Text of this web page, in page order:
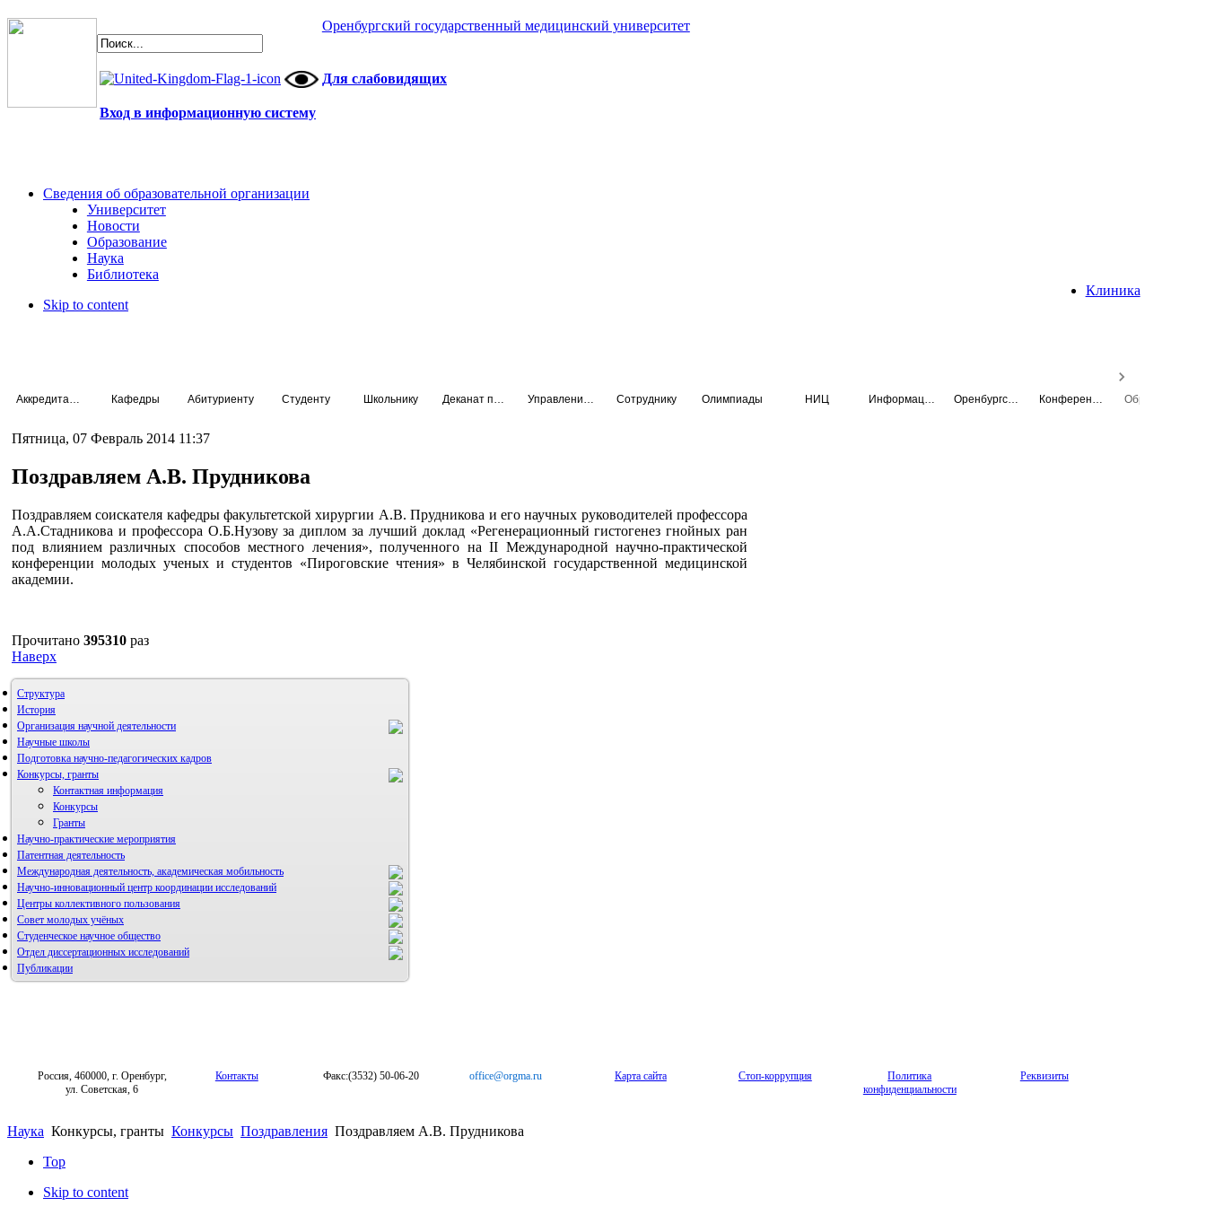
Оренбургский государственный медицинский университет
Для слабовидящих
Вход в информационную систему
Сведения об образовательной организации
Университет
Новости
Образование
Наука
Библиотека
Клиника
Skip to content
Кафедры Абитуриенту Студенту Школьнику Сотруднику Олимпиады НИЦ
Пятница, 07 Февраль 2014 11:37
Поздравляем А.В. Прудникова
Поздравляем соискателя кафедры факультетской хирургии А.В. Прудникова и его научных руководителей профессора
А.А.Стадникова и профессора О.Б.Нузову за диплом за лучший доклад «Регенерационный гистогенез гнойных ран
под влиянием различных способов местного лечения», полученного на II Международной научно-практической
конференции молодых ученых и студентов «Пироговские чтения» в Челябинской государственной медицинской
академии.
Прочитано 395310 раз
Наверх
Структура
История
Организация научной деятельности
Научные школы
Подготовка научно-педагогических кадров
Конкурсы, гранты
Контактная информация
Конкурсы
Гранты
Научно-практические мероприятия
Патентная деятельность
Международная деятельность, академическая мобильность
Научно-инновационный центр координации исследований
НИИ микрохирургии и клинической анатомии
Центры коллективного пользования
Совет молодых учёных
Студенческое научное общество
Отдел диссертационных исследований
Публикации
Россия, 460000, г. Оренбург,
ул. Советская, 6
Контакты Факс:(3532) 50-06-20 office@orgma.ru Карта сайта Стоп-коррупция
Политика
конфиденциальности
Реквизиты
Наука Конкурсы, гранты Конкурсы Поздравления Поздравляем А.В. Прудникова
Top
Skip to content